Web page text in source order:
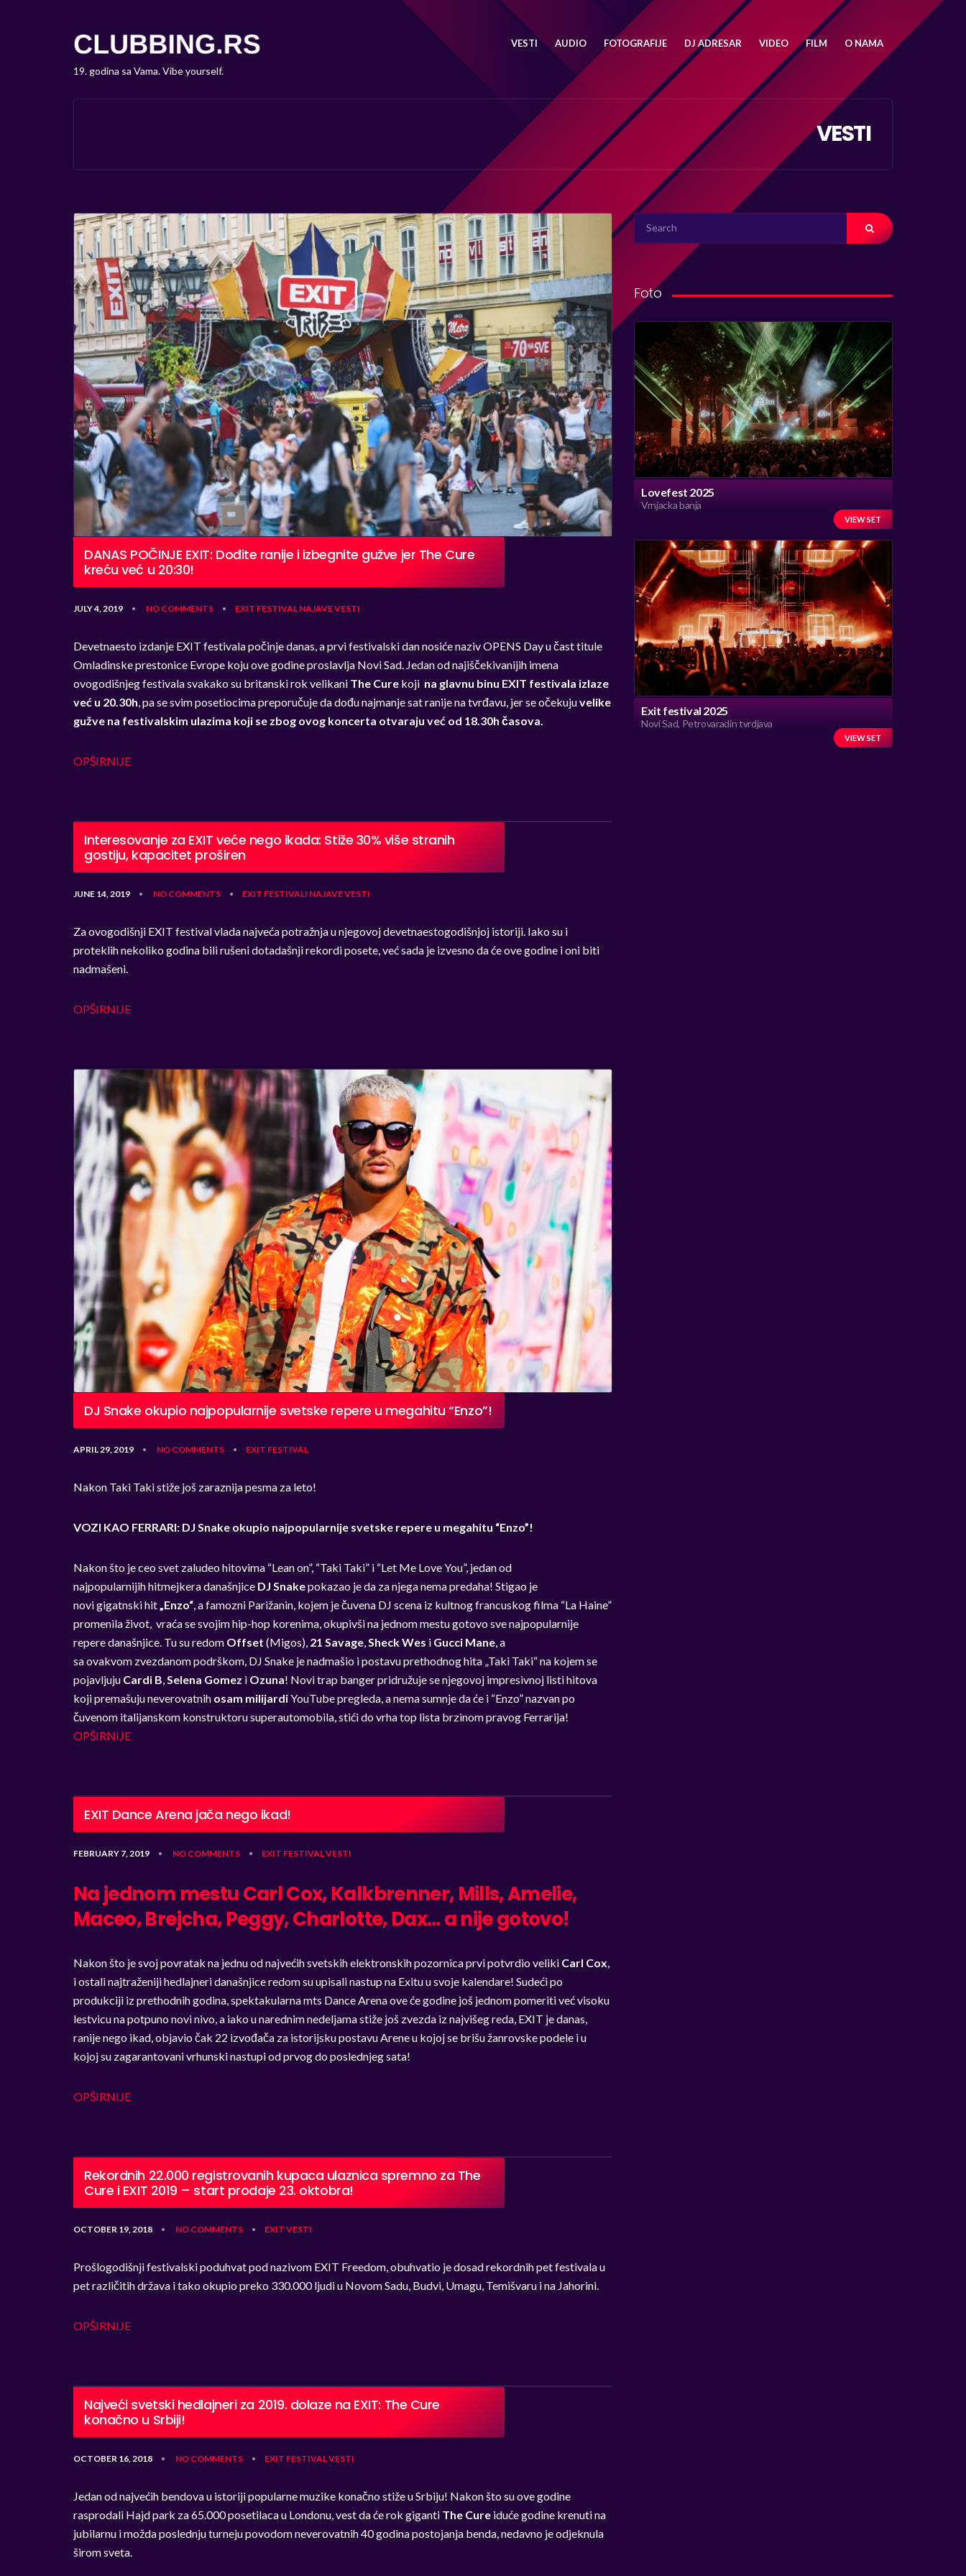
19. godina sa Vama. Vibe yourself.
VESTI AUDIO FOTOGRAFIJE DJ ADRESAR VIDEO FILM O NAMA
VESTI
DANAS POČINJE EXIT: Dođite ranije i izbegnite gužve jer The Cure
kreću već u 20:30!
JULY 4, 2019 • NO COMMENTS • EXIT FESTIVAL NAJAVEVESTI
Devetnaesto izdanje EXIT festivala počinje danas, a prvi festivalski dan nosiće naziv OPENS Day u čast titule
Omladinske prestonice Evrope koju ove godine proslavlja Novi Sad. Jedan od najiščekivanijih imena
ovogodišnjeg festivala svakako su britanski rok velikani The Cure koji na glavnu binu EXIT festivala izlaze
već u 20.30h , pa se svim posetiocima preporučuje da dođu najmanje sat ranije na tvrđavu, jer se očekujuvelike
gužve na festivalskim ulazima koji se zbog ovog koncerta otvaraju već od 18.30h časova.
OPŠIRNIJE
Interesovanje za EXIT veće nego ikada: Stiže 30% više stranih
gostiju, kapacitet proširen
JUNE 14, 2019 • NO COMMENTS • EXIT FESTIVALI NAJAVEVESTI
Za ovogodišnji EXIT festival vlada najveća potražnja u njegovoj devetnaestogodišnjoj istoriji. Iako su i
proteklih nekoliko godina bili rušeni dotadašnji rekordi posete, već sada je izvesno da će ove godine i oni biti
nadmašeni.
OPŠIRNIJE
DJ Snake okupio najpopularnije svetske repere u megahitu “Enzo”!
APRIL 29, 2019 • NO COMMENTS • EXIT FESTIVAL
Nakon Taki Taki stiže još zaraznija pesma za leto!
VOZI KAO FERRARI: DJ Snake okupio najpopularnije svetske repere u megahitu “Enzo”!
Nakon što je ceo svet zaludeo hitovima “Lean on”, “Taki Taki” i “Let Me Love You”, jedan od
najpopularnijihhitmejkera današnjice DJ Snakepokazao je da za njega nema predaha! Stigao je
novigigatnskihit „Enzo“ , a famozni Parižanin, kojem ječuvena DJ scena iz kultnog francuskog filma “La Haine”
promenila život, vraćasesvojim hip-hop korenima, okupivši na jednom mestu gotovo sve najpopularnije
repere današnjice. Tu su redom Offset (Migos) 21 Savage Sheck Wes i Gucci Mane , a
saovakvom zvezdanompodrškom , DJ Snake je nadmašio i postavuprethodnog hita „Taki Taki“ na kojem se
pojavljuju Cardi B Selena Gomez i Ozuna! Novi trap bangerpridružuje senjegovoj impresivnoj listi hitova
kojipremašujuneverovatnih osam milijardiYouTube pregleda , a nema sumnje da će i “Enzo” nazvan po
čuvenom italijanskom konstruktoru superautomobila, stići do vrha top lista brzinom pravog Ferrarija!
OPŠIRNIJE
EXIT Dance Arena jača nego ikad!
FEBRUARY 7, 2019 • NO COMMENTS • EXIT FESTIVALVESTI
Na jednom mestu Carl Cox, Kalkbrenner, Mills, Amelie,
Maceo, Brejcha, Peggy, Charlotte, Dax… a nije gotovo!
Nakon što je svoj povratak na jednu od najvećih svetskih elektronskih pozornica prvi potvrdio veliki Carl Cox
i ostali najtraženiji hedlajneri današnjice redom su upisali nastup na Exitu u svoje kalendare! Sudeći po
produkciji iz prethodnih godina, spektakularna mts Dance Arena ove će godine još jednom pomeriti već visoku
lestvicu na potpuno novi nivo, a iako u narednim nedeljama stiže još zvezda iz najvišeg reda, EXIT je danas,
ranije nego ikad, objavio čak 22 izvođača za istorijsku postavu Arene u kojoj se brišu žanrovske podele i u
kojoj su zagarantovani vrhunski nastupi od prvog do poslednjeg sata!
OPŠIRNIJE
Rekordnih 22.000 registrovanih kupaca ulaznica spremno za The
Cure i EXIT 2019 – start prodaje 23. oktobra!
OCTOBER 19, 2018 • NO COMMENTS • EXIT VESTI
Prošlogodišnji festivalski poduhvat pod nazivom EXIT Freedom, obuhvatio je dosad rekordnih pet festivala u
pet različitih država i tako okupio preko 330.000 ljudi u Novom Sadu, Budvi, Umagu, Temišvaru i na Jahorini.
OPŠIRNIJE
Najveći svetski hedlajneri za 2019. dolaze na EXIT: The Cure
konačno u Srbiji!
OCTOBER 16, 2018 • NO COMMENTS • EXIT FESTIVALVESTI
Jedan od najvećih bendova u istoriji popularne muzike konačno stiže u Srbiju! Nakon što su ove godine
rasprodali Hajd park za 65.000 posetilaca u Londonu, vest da će rok giganti The Cure iduće godine krenuti na
jubilarnu i možda poslednju turneju povodom neverovatnih 40 godina postojanja benda, nedavno je odjeknula
širom sveta.
SEARCH
FOR:
Foto
Lovefest 2025
Vrnjacka banja
VIEW SET
Exit festival 2025
Novi Sad, Petrovaradin tvrdjava
VIEW SET